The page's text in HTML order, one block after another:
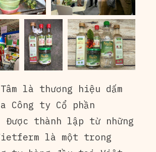
Tâm là thương hiệu dấm
Công ty Cổ phần
thành lập từ những
là một trong